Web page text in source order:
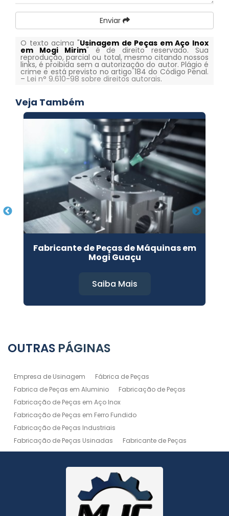
Enviar
O texto acima "Usinagem de Peças em Aço Inox
em Mogi Mirim" é de direito reservado. Sua
reprodução, parcial ou total, mesmo citando nossos
links, é proibida sem a autorização do autor. Plágio é
crime e está previsto no artigo 184 do Código Penal.
– Lei n° 9.610-98 sobre direitos autorais.
Veja Também
Fabricante de Peças de Máquinas em
Mogi Guaçu
Saiba Mais
OUTRAS PÁGINAS
Empresa de Usinagem
Fábrica de Peças
Fabrica de Peças em Aluminio
Fabricação de Peças
Fabricação de Peças em Aço Inox
Fabricação de Peças em Ferro Fundido
Fabricação de Peças Industriais
Fabricação de Peças Usinadas
Fabricante de Peças
Fabricante de Peças de Máquinas
Manutenção de Máquina
Peças Usinadas
Serviço de Soldagem
Serviço de Usinagem
Serviço de Usinagem Pesada
Serviços de Usinagem CNC